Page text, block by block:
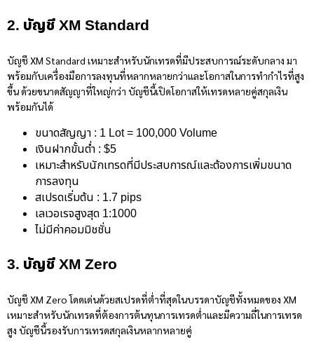
2. บัญชี XM Standard
บัญชี XM Standard เหมาะสำหรับนักเทรดที่มีประสบการณ์ระดับกลาง มา
พร้อมกับเครื่องมือการลงทุนที่หลากหลายกว่าและโอกาสในการทำกำไรที่สูง
ขึ้น ด้วยขนาดสัญญาที่ใหญ่กว่า บัญชีนี้เปิดโอกาสให้เทรดหลายคู่สกุลเงิน
พร้อมกันได้
ขนาดสัญญา : 1 Lot = 100,000 Volume
เงินฝากขั้นต่ำ : $5
เหมาะสำหรับนักเทรดที่มีประสบการณ์และต้องการเพิ่มขนาด
การลงทุน
สเปรดเริ่มต้น : 1.7 pips
เลเวอเรจสูงสุด 1:1000
ไม่มีค่าคอมมิชชั่น
3. บัญชี XM Zero
บัญชี XM Zero โดดเด่นด้วยสเปรดที่ต่ำที่สุดในบรรดาบัญชีทั้งหมดของ XM
เหมาะสำหรับนักเทรดที่ต้องการต้นทุนการเทรดต่ำและมีความถี่ในการเทรด
สูง บัญชีนี้รองรับการเทรดสกุลเงินหลากหลายคู่